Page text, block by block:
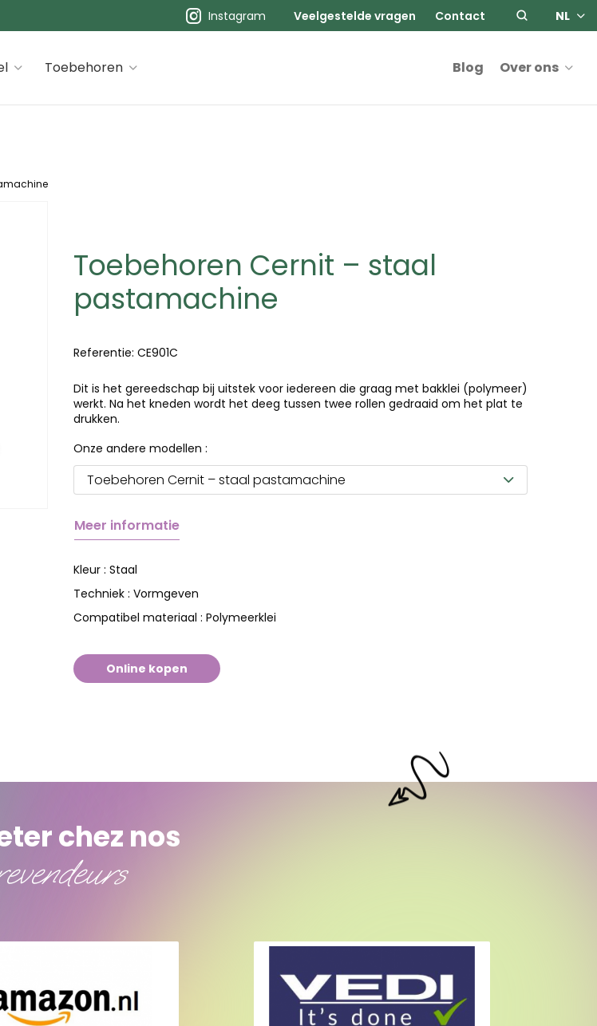
Instagram Veelgestelde vragen Contact NL
Toebehoren Blog Over ons
Toebehoren Cernit – staal
pastamachine
Referentie: CE901C
Dit is het gereedschap bij uitstek voor iedereen die graag met bakklei (polymeer)
werkt. Na het kneden wordt het deeg tussen twee rollen gedraaid om het plat te
drukken.
Onze andere modellen :
Toebehoren Cernit – staal pastamachine
Meer informatie
Kleur : Staal
Techniek : Vormgeven
Compatibel materiaal : Polymeerklei
Online kopen
chez nos